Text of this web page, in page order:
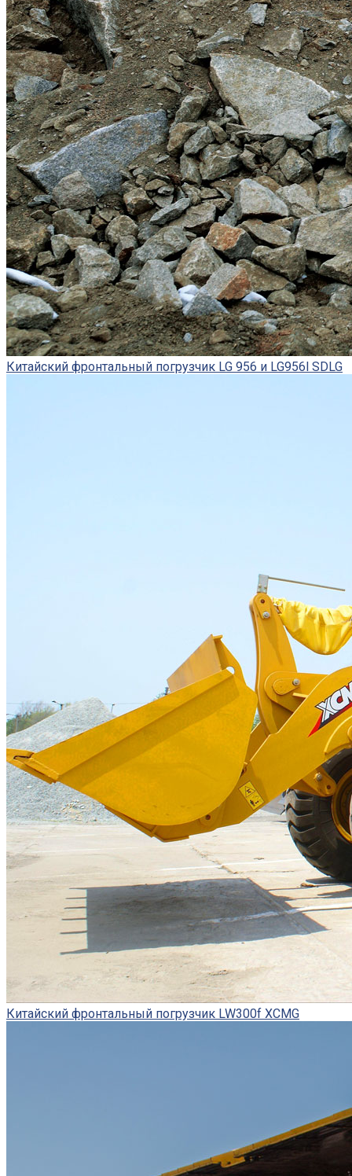
Китайский фронтальный погрузчик LG 956 и LG956l SDLG
Китайский фронтальный погрузчик LW300f XCMG